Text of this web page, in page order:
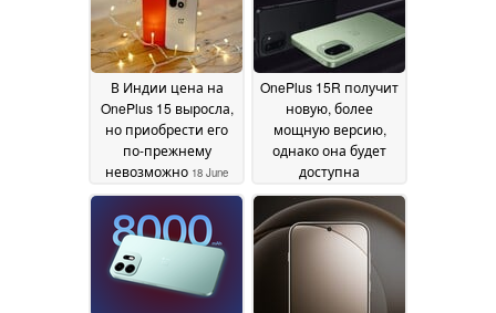
В Индии цена на
OnePlus 15 выросла,
но приобрести его
по-прежнему
невозможно 18 June
2026
OnePlus 15R получит
новую, более
мощную версию,
однако она будет
доступна
исключительно в
Индии
18 June 2026